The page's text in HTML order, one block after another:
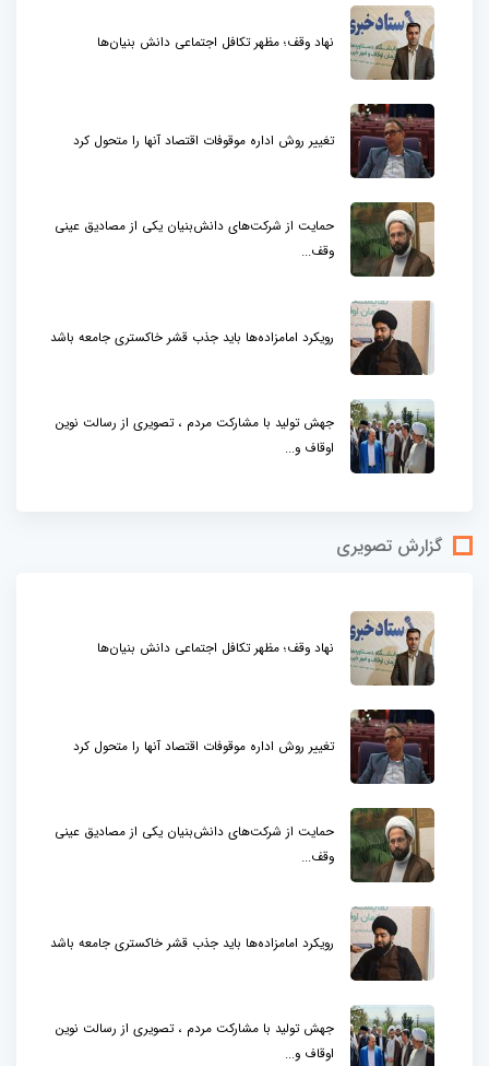
نهاد وقف؛ مظهر تکافل اجتماعی دانش بنیان‌ها
تغییر روش اداره موقوفات اقتصاد آنها را متحول کرد
حمایت از شرکت‌های دانش‌بنیان یکی از مصادیق عینی
وقف...
رویکرد امامزاده‌ها باید جذب قشر خاکستری جامعه باشد
جهش تولید با مشارکت مردم ، تصویری از رسالت نوین
اوقاف و...
گزارش تصویری
نهاد وقف؛ مظهر تکافل اجتماعی دانش بنیان‌ها
تغییر روش اداره موقوفات اقتصاد آنها را متحول کرد
حمایت از شرکت‌های دانش‌بنیان یکی از مصادیق عینی
وقف...
رویکرد امامزاده‌ها باید جذب قشر خاکستری جامعه باشد
جهش تولید با مشارکت مردم ، تصویری از رسالت نوین
اوقاف و...